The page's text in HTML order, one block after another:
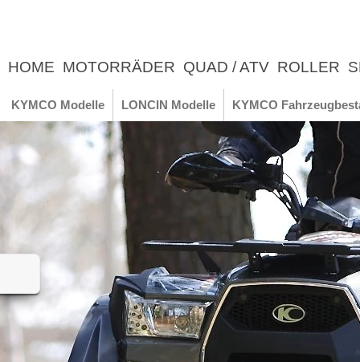
HOME MOTORRÄDER QUAD / ATV ROLLER
UNTERNEHMEN
ERLEBNIS
KYMCO Modelle LONCIN Modelle KYMCO